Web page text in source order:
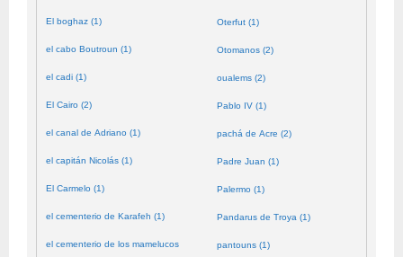
El boghaz (1)
el cabo Boutroun (1)
el cadi (1)
El Cairo (2)
el canal de Adriano (1)
el capitán Nicolás (1)
El Carmelo (1)
el cementerio de Karafeh (1)
el cementerio de los mamelucos
Oterfut (1)
Otomanos (2)
oualems (2)
Pablo IV (1)
pachá de Acre (2)
Padre Juan (1)
Palermo (1)
Pandarus de Troya (1)
pantouns (1)